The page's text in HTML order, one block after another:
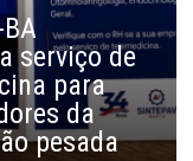
serviço de
para
da
pesada
A luta
o...
CARLOS LOPES
O resgate
Nacional;